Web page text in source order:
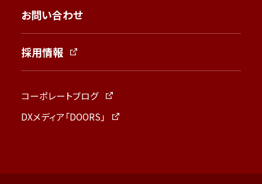
お問い合わせ
採用情報
コーポレートブログ
DXメディア「DOORS」